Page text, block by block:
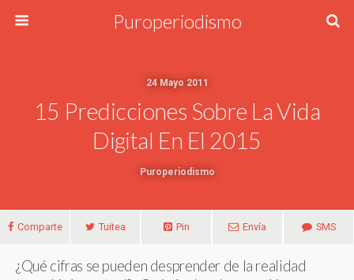
Puroperiodismo
24 Mayo 2011
15 Predicciones Sobre La Vida
Digital En El 2015
Puroperiodismo
Comparte Tuitea Pin Envía SMS
¿Qué cifras se pueden desprender de la realidad